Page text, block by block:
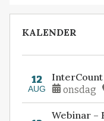
KALENDER
12
AUG
InterCount
onsdag
Webinar –